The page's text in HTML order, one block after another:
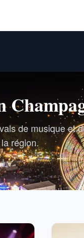
de musique et
région.